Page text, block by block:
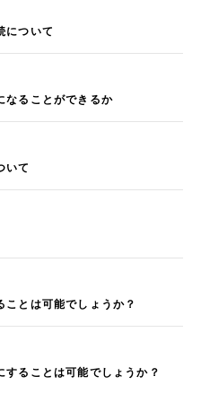
について
なることができるか
いて
ことは可能でしょうか？
することは可能でしょうか？